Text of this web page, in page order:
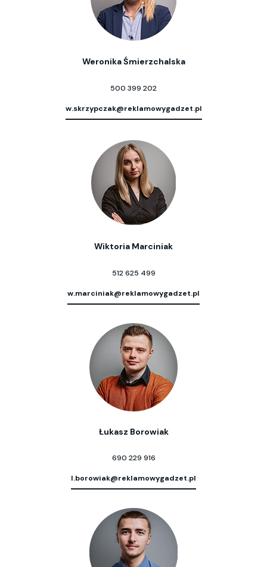
Weronika Śmierzchalska
500 399 202
w.skrzypczak@reklamowygadzet.pl
Wiktoria Marciniak
512 625 499
w.marciniak@reklamowygadzet.pl
Łukasz Borowiak
690 229 916
l.borowiak@reklamowygadzet.pl